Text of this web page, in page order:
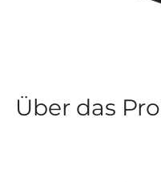
Über das